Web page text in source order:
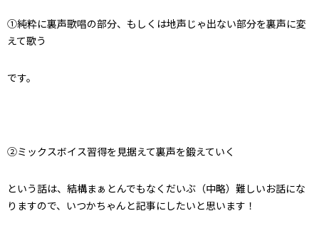
①純粋に裏声歌唱の部分、もしくは地声じゃ出ない部分を裏声に変
えて歌う
です。
②ミックスボイス習得を見据えて裏声を鍛えていく
という話は、結構まぁとんでもなくだいぶ（中略）難しいお話にな
りますので、いつかちゃんと記事にしたいと思います！